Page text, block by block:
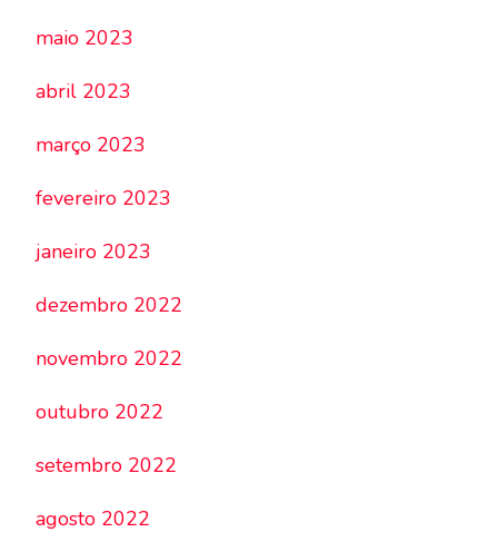
maio 2023
abril 2023
março 2023
fevereiro 2023
janeiro 2023
dezembro 2022
novembro 2022
outubro 2022
setembro 2022
agosto 2022